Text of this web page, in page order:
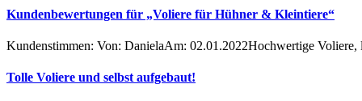
Kundenbewertungen für „Voliere für Hühner & Kleintiere“
Kundenstimmen: Von: DanielaAm: 02.01.2022Hochwertige
Tolle Voliere und selbst aufgebaut!